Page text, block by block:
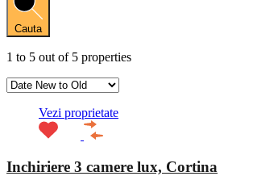
Cauta
1 to 5 out of 5 properties
Vezi proprietate
Inchiriere 3 camere lux, Cortina